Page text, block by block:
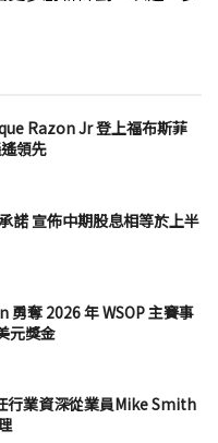
Razon Jr 登上福布斯菲
領先
諾 宣佈中期股息相等於上半
勇奪 2026 年 WSOP 主賽事
元獎金
業資深從業員Mike Smith